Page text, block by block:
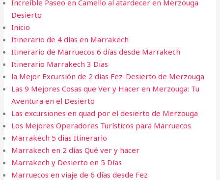
Increíble Paseo en Camello al atardecer en Merzouga
Desierto
Inicio
Itinerario de 4 días en Marrakech
Itinerario de Marruecos 6 días desde Marrakech
Itinerario Marrakech 3 Dias
la Mejor Excursión de 2 días Fez-Desierto de Merzouga
Las 9 Mejores Cosas que Ver y Hacer en Merzouga: Tu
Aventura en el Desierto
Las excursiones en quad por el desierto de Merzouga
Los Mejores Operadores Turísticos para Marruecos
Marrakech 5 dias​ Itinerario
Marrakech en 2 días Qué ver y hacer
Marrakech y Desierto en 5 Días
Marruecos en viaje de 6 días desde Fez